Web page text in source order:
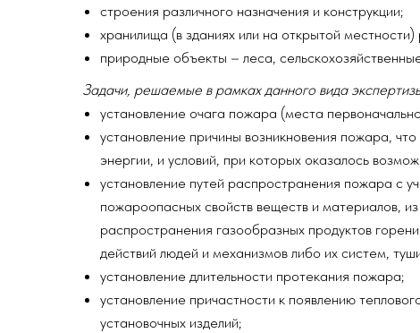
строения различного назначения и конструкции;
хранилища (в зданиях или на открытой
природные объекты – леса,
Задачи, решаемые в рамках данного вида
установление очага пожара (места
установление причины возникновения пожара,
энергии, и условий, при которых оказалось
установление путей распространения пожара с
пожароопасных свойств веществ и материалов,
распространения газообразных продуктов
действий людей и механизмов либо их систем,
установление длительности протекания пожара;
установление причастности к появлению
установочных изделий;